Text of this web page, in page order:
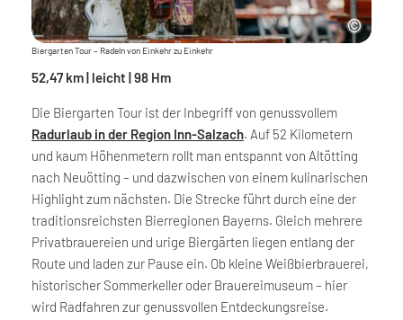
Biergarten Tour – Radeln von Einkehr zu Einkehr
52,47 km | leicht | 98 Hm
Die Biergarten Tour ist der Inbegriff von genussvollem
Radurlaub in der Region Inn-Salzach. Auf 52 Kilometern
und kaum Höhenmetern rollt man entspannt von Altötting
nach Neuötting – und dazwischen von einem kulinarischen
Highlight zum nächsten. Die Strecke führt durch eine der
traditionsreichsten Bierregionen Bayerns. Gleich mehrere
Privatbrauereien und urige Biergärten liegen entlang der
Route und laden zur Pause ein. Ob kleine Weißbierbrauerei,
historischer Sommerkeller oder Brauereimuseum – hier
wird Radfahren zur genussvollen Entdeckungsreise.